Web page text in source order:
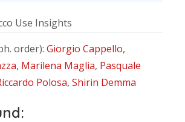
Use Insights
order):Giorgio Cappello,
, Marilena Maglia, Pasquale
Polosa,Shirin Demma